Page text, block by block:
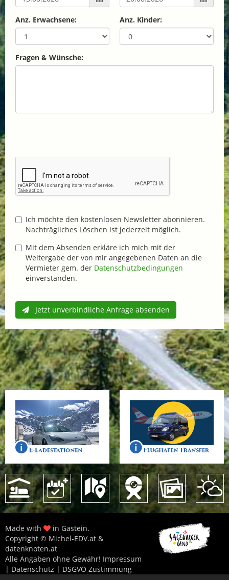
Anz. Erwachsene: Anz. Kinder:
Fragen & Wünsche:
Ich möchte den kostenlosen Newsletter abonnieren.
Nachträgliches Löschen ist jederzeit möglich.
Mit dem Absenden erkläre ich mich mit der
Weitergabe der von mir angegebenen Daten an die
Vermieter gem. der Datenschutzbedingungen
einverstanden.
Jetzt unverbindliche Anfrage absenden
Made with
in Gastein.
Copyright © Michel-EDV.at &
datenknoten.at
Alle Angaben ohne Gewähr! Impressum
| Datenschutz | DSGVO Zustimmung